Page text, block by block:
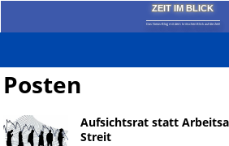
ZEIT IM BLICK
Das News-Blog mit dem kritischen Blick auf die Zeit!
Posten
Aufsichtsrat statt
Streit